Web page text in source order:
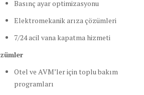
Basınç ayar optimizasyonu
Elektromekanik arıza çözümleri
7/24 acil vana kapatma hizmeti
Otel ve AVM’ler için toplu bakım
programları